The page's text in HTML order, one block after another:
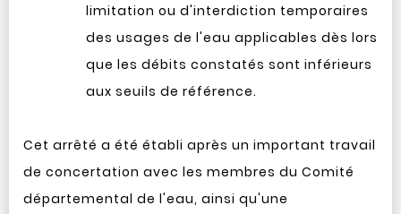
limitation ou d'interdiction temporaires
des usages de l'eau applicables dès lors
que les débits constatés sont inférieurs
aux seuils de référence.
Cet arrêté a été établi après un important travail
de concertation avec les membres du Comité
départemental de l'eau, ainsi qu'une